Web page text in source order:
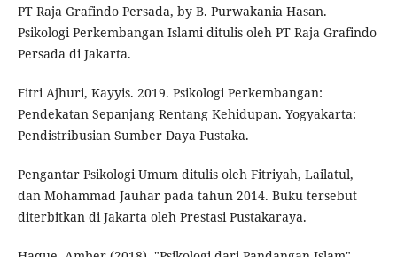
PT Raja Grafindo Persada, by B. Purwakania Hasan.
Psikologi Perkembangan Islami ditulis oleh PT Raja Grafindo
Persada di Jakarta.
Fitri Ajhuri, Kayyis. 2019. Psikologi Perkembangan:
Pendekatan Sepanjang Rentang Kehidupan. Yogyakarta:
Pendistribusian Sumber Daya Pustaka.
Pengantar Psikologi Umum ditulis oleh Fitriyah, Lailatul,
dan Mohammad Jauhar pada tahun 2014. Buku tersebut
diterbitkan di Jakarta oleh Prestasi Pustakaraya.